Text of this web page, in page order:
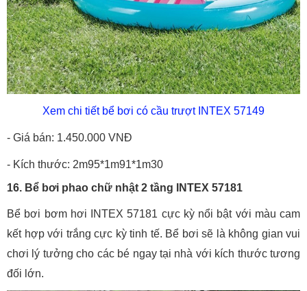
Xem chi tiết bể bơi có cầu trượt INTEX 57149
- Giá bán: 1.450.000 VNĐ
- Kích thước: 2m95*1m91*1m30
16. Bể bơi phao chữ nhật 2 tầng INTEX 57181
Bể bơi bơm hơi INTEX 57181 cực kỳ nổi bật với màu cam
kết hợp với trắng cực kỳ tinh tế. Bể bơi sẽ là không gian vui
chơi lý tưởng cho các bé ngay tại nhà với kích thước tương
đối lớn.